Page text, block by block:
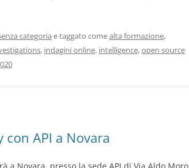
categoria e taggato comealta formazione,
, indagini online, intelligence,open source
con API a Novara